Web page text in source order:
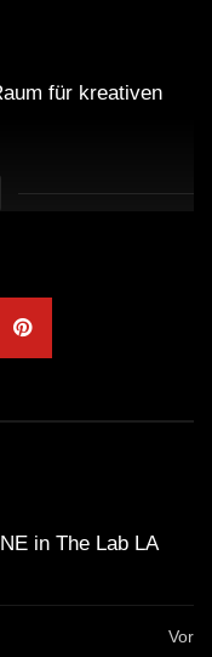
für kreativen
spontane
Praktiken und
in The Lab LA
Vor